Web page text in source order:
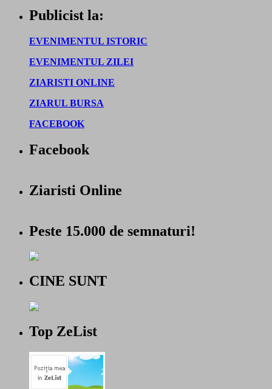
Publicist la:
EVENIMENTUL ISTORIC
EVENIMENTUL ZILEI
ZIARISTI ONLINE
ZIARUL BURSA
FACEBOOK
Facebook
Ziaristi Online
Peste 15.000 de semnaturi!
CINE SUNT
Top ZeList